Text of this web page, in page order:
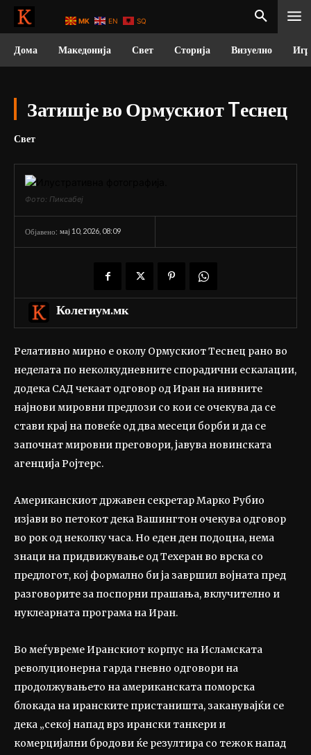
Дома Македонија Свет Сторија Визуелно
Затишје во Ормускиот Tеснец
Свет
Фото: Пиксабеј
Објавено: мај 10, 2026, 08:09
Колегиум.мк
Релативнo мирно е околу Ормускиот Tеснец рано во
неделата по неколкудневните спорадични ескалации,
додека САД чекаат одговор од Иран на нивните
најнови мировни предлози со кои се очекува да се
стави крај на повеќе од два месеци борби и да се
започнат мировни преговори, јавува новинската
агенција Ројтерс.
Американскиот државен секретар Марко Рубио
изјави во петокот дека Вашингтон очекува одговор
во рок од неколку часа. Но еден ден подоцна, нема
знаци на придвижување од Техеран во врска со
предлогот, кој формално би ја завршил војната пред
разговорите за поспорни прашања, вклучително и
нуклеарната програма на Иран.
Во меѓувреме Иранскиот корпус на Исламската
револуционерна гарда гневно одговори на
продолжувањето на американската поморска
блокада на иранските пристаништа, заканувајќи се
дека „секој напад врз ирански танкери и
комерцијални бродови ќе резултира со тежок напад
MK EN SQ